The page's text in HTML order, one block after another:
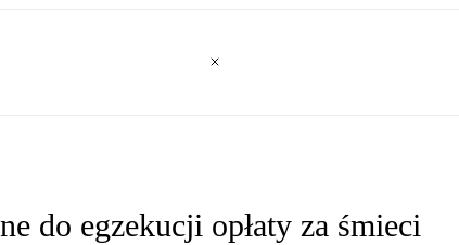
do egzekucji opłaty za śmieci